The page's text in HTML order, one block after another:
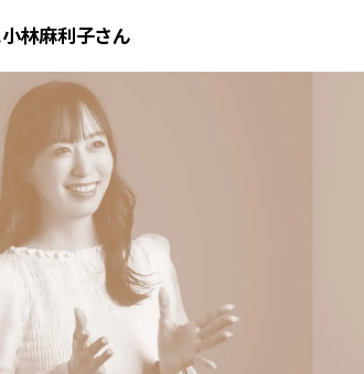
林麻利子さん
夏の
プロ
神コ
朝の
い！
電」